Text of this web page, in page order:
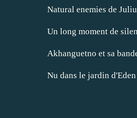
Natural enemies de
Un long moment de
Akhanguetno et sa
Nu dans le jardin